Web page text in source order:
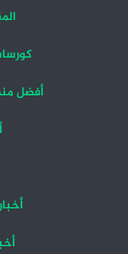
أفضل